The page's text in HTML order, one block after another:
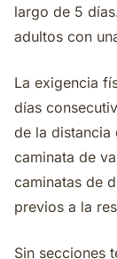
largo de 5
adultos con
La exigencia
días
de la distancia
caminata de
caminatas de
previos a la
Sin secciones